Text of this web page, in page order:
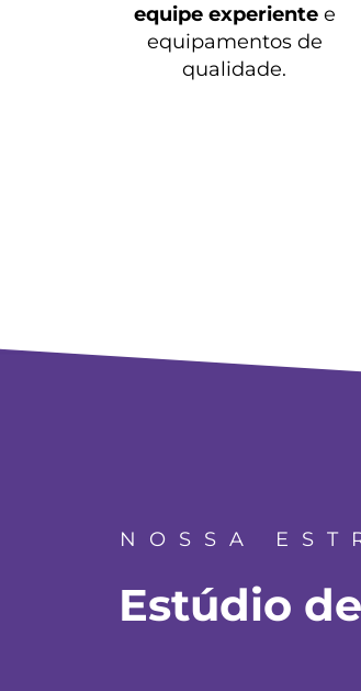
equipe experientee
equipamentos de
qualidade.
NOSSA
Estúdio